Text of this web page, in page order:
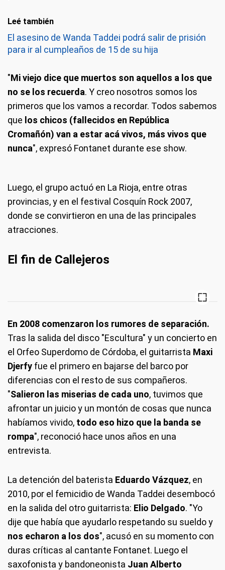
Leé también
El asesino de Wanda Taddei podrá salir de prisión
para ir al cumpleaños de 15 de su hija
"Mi viejo dice que muertos son aquellos a los que
no se los recuerda. Y creo nosotros somos los
primeros que los vamos a recordar. Todos sabemos
que los chicos (fallecidos en República
Cromañón) van a estar acá vivos, más vivos que
nunca", expresó Fontanet durante ese show.
Luego, el grupo actuó en La Rioja, entre otras
provincias, y en el festival Cosquín Rock 2007,
donde se convirtieron en una de las principales
atracciones.
El fin de Callejeros
En 2008 comenzaron los rumores de separación.
Tras la salida del disco "Escultura" y un concierto en
el Orfeo Superdomo de Córdoba, el guitarrista Maxi
Djerfy fue el primero en bajarse del barco por
diferencias con el resto de sus compañeros.
"Salieron las miserias de cada uno, tuvimos que
afrontar un juicio y un montón de cosas que nunca
habíamos vivido, todo eso hizo que la banda se
rompa", reconoció hace unos años en una
entrevista.
La detención del baterista Eduardo Vázquez, en
2010, por el femicidio de Wanda Taddei desembocó
en la salida del otro guitarrista: Elio Delgado. "Yo
dije que había que ayudarlo respetando su sueldo y
nos echaron a los dos", acusó en su momento con
duras críticas al cantante Fontanet. Luego el
saxofonista y bandoneonista Juan Alberto